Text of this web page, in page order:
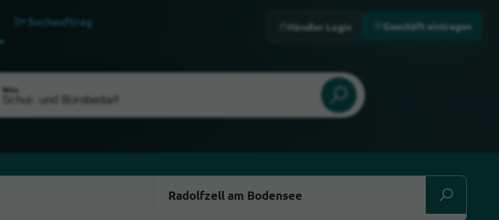
Suchauftrag
Was
Händler Login Geschäft eintragen